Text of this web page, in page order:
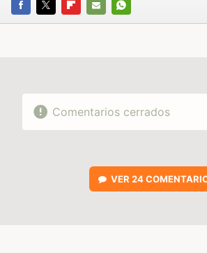
FACEBOOK
TWITTERFLIPBOARD
E-
WHATSAPP
Comentarios cerrados
VER 24